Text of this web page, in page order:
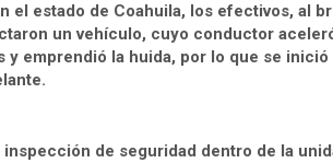
el estado de Coahuila, los efectivos, al
un vehículo, cuyo conductor
y emprendió la huida, por lo que se
de seguridad dentro de la